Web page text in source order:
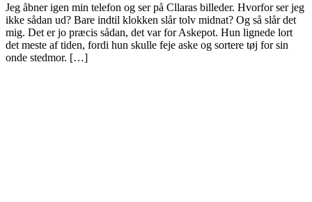
Jeg åbner igen min telefon og ser på Cllaras billeder. Hvorfor ser jeg
ikke sådan ud? Bare indtil klokken slår tolv midnat? Og så slår det
mig. Det er jo præcis sådan, det var for Askepot. Hun lignede lort
det meste af tiden, fordi hun skulle feje aske og sortere tøj for sin
onde stedmor. […]